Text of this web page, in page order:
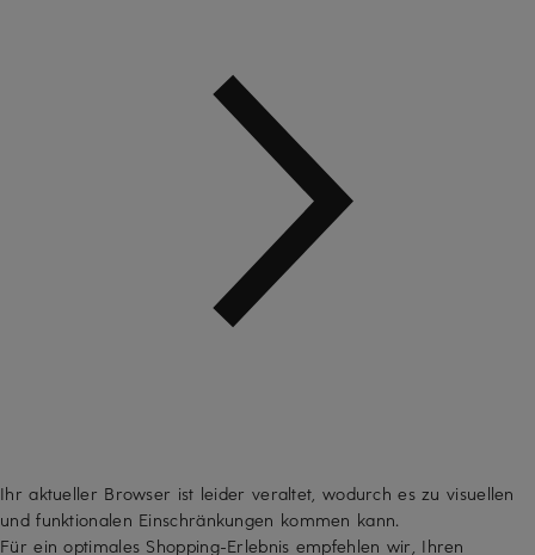
Ihr aktueller Browser ist leider veraltet, wodurch es zu visuellen
und funktionalen Einschränkungen kommen kann.
Für ein optimales Shopping-Erlebnis empfehlen wir, Ihren